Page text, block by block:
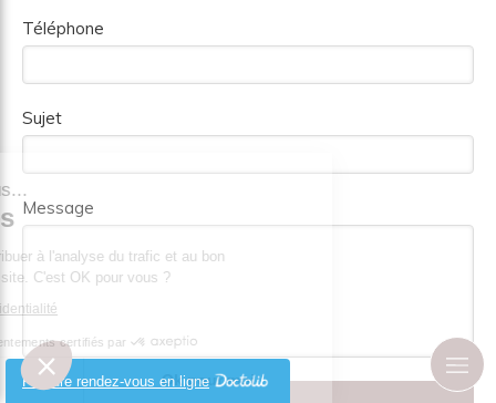
Téléphone
Sujet
Message
Prendre rendez-vous en ligne
nous...
de contribuer à l'analyse du trafic et au bon
de ce site. C'est OK pour vous ?
de confidentialité
Consentements certifiés par
choisis Ok pour moi